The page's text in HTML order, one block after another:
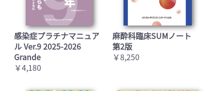
感染症プラチナマニュア
ル Ver.9 2025-2026
Grande
￥4,180
麻酔科臨床SUMノート
第2版
￥8,250